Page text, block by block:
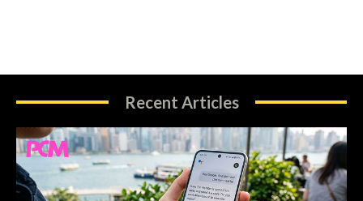
Recent Articles